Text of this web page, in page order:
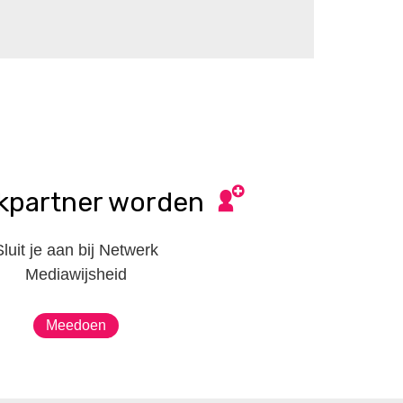
worden
je aan bij Netwerk
Mediawijsheid
Meedoen